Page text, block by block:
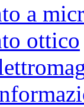
a
ottico